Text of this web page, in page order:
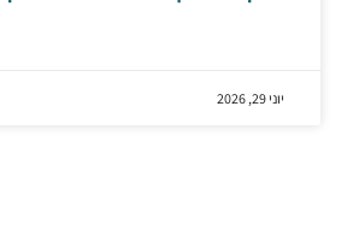
יוני 29, 2026